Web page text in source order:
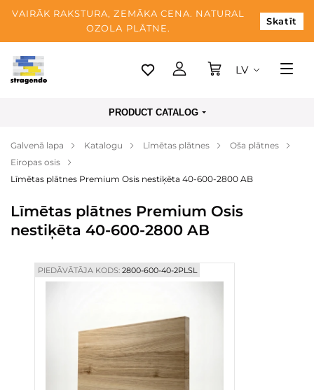
VAIRĀK RAKSTURA, ZEMĀKA CENA. NATURAL
OZOLA PLĀTNE.
Skatīt
Tallina
Apmaksa
Par mums
Blogs
Kontaktinformācija
LV
PRODUCT CATALOG
Galvenā lapa Katalogu Līmētas plātnes
Oša plātnes
Eiropas osis
Līmētas plātnes Premium Osis nestiķēta 40-600-2800 AB
Līmētas plātnes Premium Osis
nestiķēta 40-600-2800 AB
PIEDĀVĀTĀJA KODS:2800-600-40-2PLSL